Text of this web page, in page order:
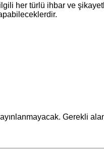
her türlü ihbar ve
Gerekli